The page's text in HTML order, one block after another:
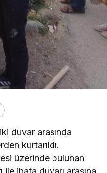
duvar arasında
kurtarıldı.
üzerinde bulunan
ihata duvarı arasına